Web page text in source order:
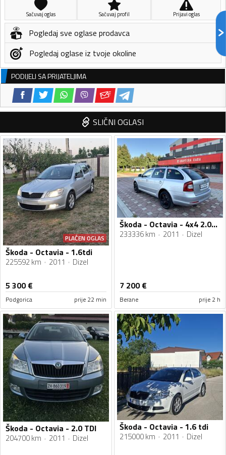
Sačuvaj oglas Sačuvaj profil Prijavi oglas
Pogledaj sve oglase prodavca
Pogledaj oglase iz tvoje okoline
PODIJELI SA PRIJATELJIMA
SLIČNI OGLASI
PLAĆEN OGLAS
Škoda - Octavia - 1.6tdi
225592 km 2011 Dizel
5 300€
Podgorica prije 22 min
Škoda - Octavia - 4x4 2.0TDI
233336 km 2011 Dizel
7 200€
Berane prije 2 h
Škoda - Octavia - 2.0 TDI
204700 km 2011 Dizel
Škoda - Octavia - 1.6 tdi
215000 km 2011 Dizel